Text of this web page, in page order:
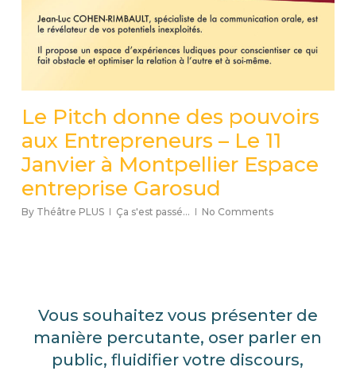
Le Pitch donne des pouvoirs
aux Entrepreneurs – Le 11
Janvier à Montpellier Espace
entreprise Garosud
By Théâtre PLUS Ça s'est passé... No Comments
Vous souhaitez vous présenter de
manière percutante, oser parler en
public, fluidifier votre discours,